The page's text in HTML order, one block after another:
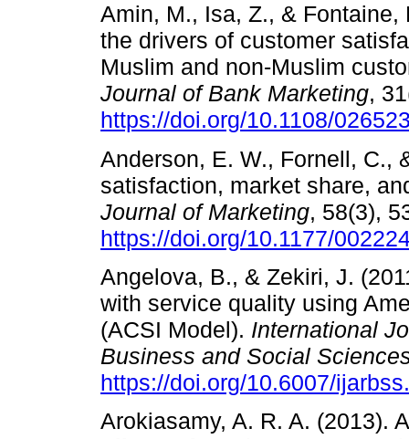
Amin, M., Isa, Z., &
the drivers of customer
Muslim and non‐Muslim
Journal of Bank Marketing,
https://doi.org/10.1108/
Anderson, E. W., Fornell, C.,
satisfaction, market share,
Journal of Marketing, 58(3),
https://doi.org/10.1177/
Angelova, B., & Zekiri, J.
with service quality using
(ACSI Model). International
Business and Social
https://doi.org/10.6007/
Arokiasamy, A. R. A. (2013).